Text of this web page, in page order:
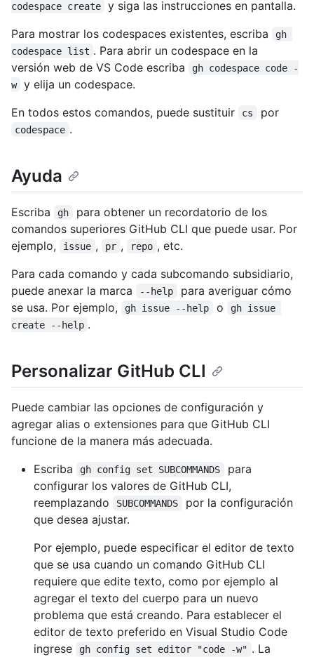
codespace create
y siga las instrucciones en pantalla.
Para mostrar los codespaces existentes, escriba
gh
codespace list . Para abrir un codespace en la
versión web de VS Code escriba
gh codespace code -
w
y elija un codespace.
En todos estos comandos, puede sustituir
cs por
codespace .
Ayuda
Escriba gh
para obtener un recordatorio de los
comandos superiores GitHub CLI que puede usar. Por
ejemplo,
issue , pr , repo , etc.
Para cada comando y cada subcomando subsidiario,
puede anexar la marca
--help
para averiguar cómo
se usa. Por ejemplo,
gh issue --help o
gh issue
create --help .
Personalizar GitHub CLI
Puede cambiar las opciones de configuración y
agregar alias o extensiones para que GitHub CLI
funcione de la manera más adecuada.
Escriba
gh config set SUBCOMMANDS
para
configurar los valores de GitHub CLI,
reemplazando
SUBCOMMANDS
por la configuración
que desea ajustar.
Por ejemplo, puede especificar el editor de texto
que se usa cuando un comando GitHub CLI
requiere que edite texto, como por ejemplo al
agregar el texto del cuerpo para un nuevo
problema que está creando. Para establecer el
editor de texto preferido en Visual Studio Code
ingrese
gh config set editor "code -w" . La